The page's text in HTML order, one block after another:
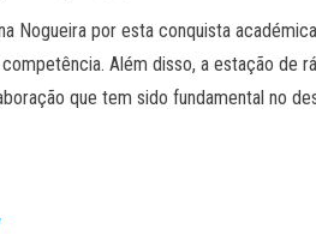
Nogueira por esta conquista
Além disso, a estação de
que tem sido fundamental no